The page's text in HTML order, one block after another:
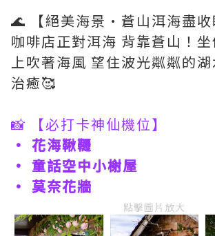
🌊 【絕美海景·蒼山洱海盡
咖啡店正對洱海 背靠蒼山！
上吹著海風 望住波光粼粼的
治癒🥰
📸 【必打卡神仙機位】
• 花海鞦韆
• 童話空中小榭屋
• 莫奈花牆
點擊圖片放大